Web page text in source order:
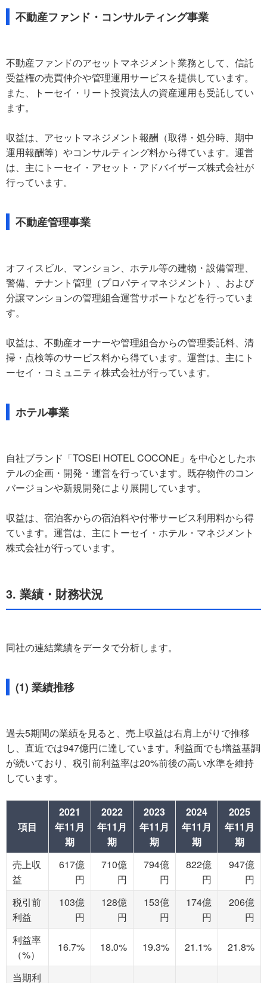
不動産ファンド・コンサルティング事業
不動産ファンドのアセットマネジメント業務として、信託
受益権の売買仲介や管理運用サービスを提供しています。
また、トーセイ・リート投資法人の資産運用も受託してい
ます。
収益は、アセットマネジメント報酬（取得・処分時、期中
運用報酬等）やコンサルティング料から得ています。運営
は、主にトーセイ・アセット・アドバイザーズ株式会社が
行っています。
不動産管理事業
オフィスビル、マンション、ホテル等の建物・設備管理、
警備、テナント管理（プロパティマネジメント）、および
分譲マンションの管理組合運営サポートなどを行っていま
す。
収益は、不動産オーナーや管理組合からの管理委託料、清
掃・点検等のサービス料から得ています。運営は、主にト
ーセイ・コミュニティ株式会社が行っています。
ホテル事業
自社ブランド「TOSEI HOTEL COCONE」を中心としたホ
テルの企画・開発・運営を行っています。既存物件のコン
バージョンや新規開発により展開しています。
収益は、宿泊客からの宿泊料や付帯サービス利用料から得
ています。運営は、主にトーセイ・ホテル・マネジメント
株式会社が行っています。
3. 業績・財務状況
同社の連結業績をデータで分析します。
(1) 業績推移
過去5期間の業績を見ると、売上収益は右肩上がりで推移
し、直近では947億円に達しています。利益面でも増益基調
が続いており、税引前利益率は20%前後の高い水準を維持
しています。
項目
2021
年11月
期
2022
年11月
期
2023
年11月
期
2024
年11月
期
2025
年11月
期
売上収
益
617億
円
710億
円
794億
円
822億
円
947億
円
税引前
利益
103億
円
128億
円
153億
円
174億
円
206億
円
利益率
（%）
16.7% 18.0% 19.3% 21.1% 21.8%
当期利